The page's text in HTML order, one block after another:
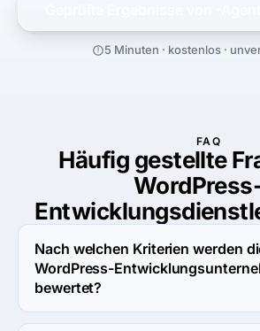
5 Minuten · kostenlos ·
FAQ
Häufig gestellte
Nach welchen Kriterien werden
WordPress-
bewertet?
Unser Auswahlverfahren basiert auf